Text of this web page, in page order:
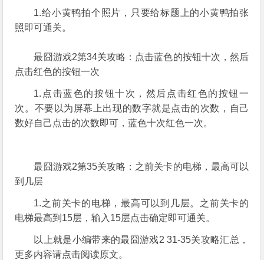
1.给小黄鸭拍个照片，只要给标题上的小黄鸭拍张
照即可通关。
最囧游戏2第34关攻略：点击蓝色的按钮十次，然后
点击红色的按钮一次
1.点击蓝色的按钮十次，然后点击红色的按钮一
次。不要以为屏幕上出现的数字就是点击的次数，自己
数好自己点击的次数即可，蓝色十次红色一次。
最囧游戏2第35关攻略：之前关卡的电梯，最高可以
到几层
1.之前关卡的电梯，最高可以到几层。之前关卡的
电梯最高到15层，输入15层点击确定即可通关。
以上就是小编带来的最囧游戏2 31-35关攻略汇总，
更多内容请点击阅读原文。